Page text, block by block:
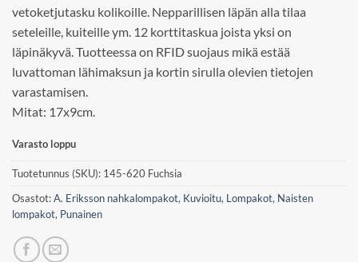
vetoketjutasku kolikoille. Nepparillisen läpän alla tilaa
seteleille, kuiteille ym. 12 korttitaskua joista yksi on
läpinäkyvä. Tuotteessa on RFID suojaus mikä estää
luvattoman lähimaksun ja kortin sirulla olevien tietojen
varastamisen.
Mitat: 17x9cm.
Varasto loppu
Tuotetunnus (SKU): 145-620 Fuchsia
Osastot:A. Eriksson nahkalompakot, Kuvioitu, Lompakot, Naisten
lompakot, Punainen